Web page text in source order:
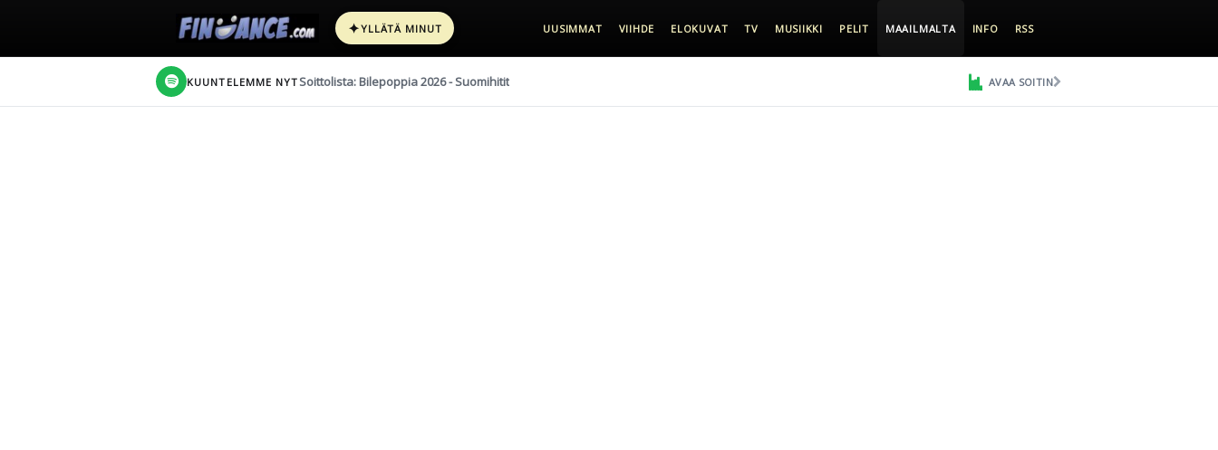
✦YLLÄTÄ MINUT UUSIMMAT VIIHDE ELOKUVAT TV MUSIIKKI PELIT MAAILMALTA INFO RSS
KUUNTELEMME NYT Soittolista: Bilepoppia 2026 - Suomihitit AVAA SOITIN